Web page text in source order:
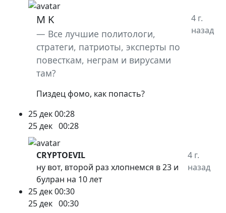
M K
Все лучшие политологи,
стратеги, патриоты, эксперты по
повесткам, неграм и вирусами
там?
Пиздец фомо, как попасть?
4 г.
назад
25 дек00:28
25 дек 00:28
CRYPTOEVIL
ну вот, второй раз хлопнемся в 23 и
булран на 10 лет
4 г.
назад
25 дек00:30
25 дек 00:30